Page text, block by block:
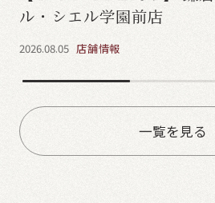
ル・シエル学園前店
2026.08.05 店舗情報
一覧を見る